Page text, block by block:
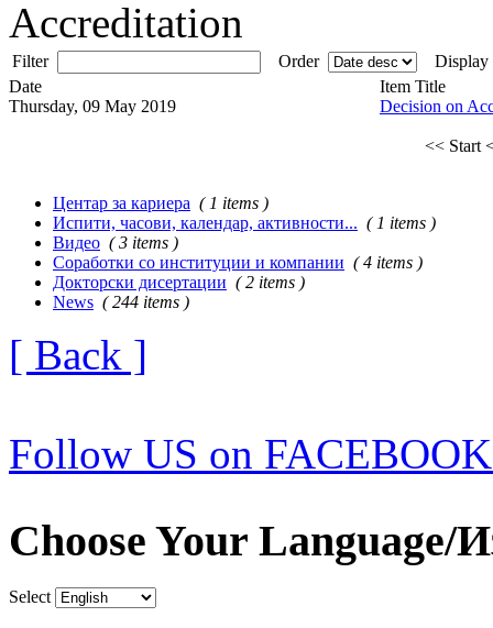
Accreditation
Filter Order
Date
Item Title
Thursday, 09 May 2019
Decision on
<< Start
Центар за кариера ( 1 items )
Испити, часови, календар, активности... ( 1 items )
Видео ( 3 items )
Соработки со институции и компании ( 4 items )
Докторски дисертации ( 2 items )
News ( 244 items )
[ Back ]
Follow US on
Choose Your Language/
Select